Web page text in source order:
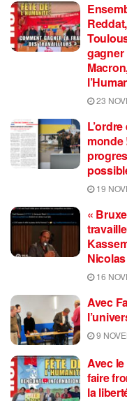
gagner
23
monde
19
«
16
Avec
9
Avec
faire
la